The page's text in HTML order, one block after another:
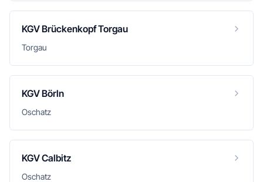
KGV Brückenkopf Torgau
Torgau
KGV Börln
Oschatz
KGV Calbitz
Oschatz